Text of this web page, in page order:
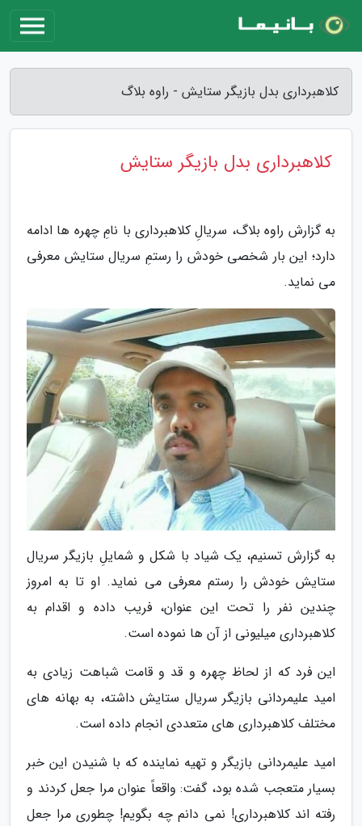
کلاهبرداری بدل بازیگر ستایش - راوه بلاگ
کلاهبرداری بدل بازیگر ستایش
به گزارش راوه بلاگ، سریالِ کلاهبرداری با نامِ چهره ها ادامه
دارد؛ این بار شخصی خودش را رستمِ سریال ستایش معرفی
می نماید.
به گزارش تسنیم، یک شیاد با شکل و شمایلِ بازیگر سریال
ستایش خودش را رستم معرفی می نماید. او تا به امروز
چندین نفر را تحت این عنوان، فریب داده و اقدام به
کلاهبرداری میلیونی از آن ها نموده است.
این فرد که از لحاظ چهره و قد و قامت شباهت زیادی به
امید علیمردانی بازیگر سریال ستایش داشته، به بهانه های
مختلف کلاهبرداری های متعددی انجام داده است.
امید علیمردانی بازیگر و تهیه نماینده که با شنیدن این خبر
بسیار متعجب شده بود، گفت: واقعاً عنوان مرا جعل کردند و
رفته اند کلاهبرداری! نمی دانم چه بگویم! چطوری مرا جعل